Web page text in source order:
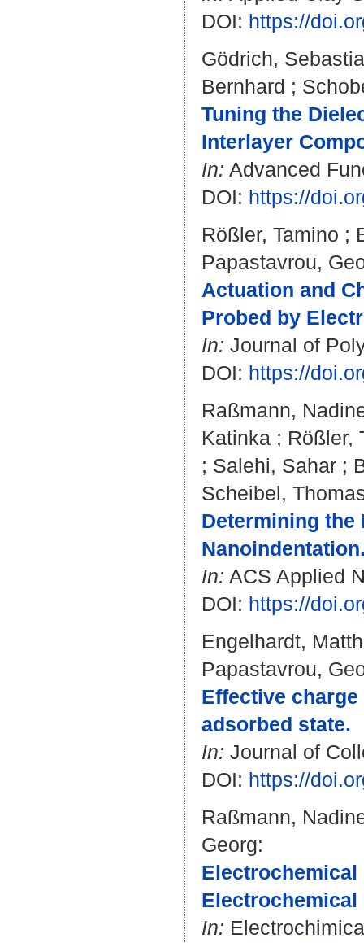
DOI: https://
Gödrich,
Bernhard ;
Tuning the
Interlayer
In: Advanced
DOI: https://
Rößler, Tamino ;
Papastavrou,
Actuation and
Probed by
In: Journal of
DOI: https://
Raßmann,
Katinka ; Rößler,
; Salehi, Sahar ;
Scheibel,
Determining
In: ACS Applied
DOI: https://
Engelhardt,
Papastavrou,
Effective
adsorbed state.
In: Journal of
DOI: https://
Raßmann,
Georg:
Electrochemical
In: